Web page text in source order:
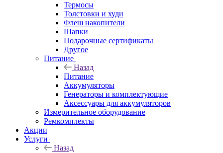
Термосы
Толстовки и худи
Флеш накопители
Шапки
Подарочные сертификаты
Другое
Питание
Назад
Питание
Аккумуляторы
Генераторы и комплектующие
Аксессуары для аккумуляторов
Измерительное оборудование
Ремкомплекты
Акции
Услуги
Назад